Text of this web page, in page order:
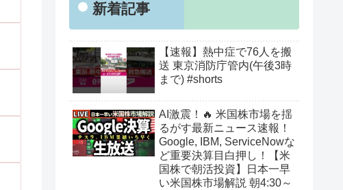
新着記事
【速報】熱中症で76人を搬
送 東京消防庁管内(午後3時
まで) #shorts
AI激震！🔥 米国株市場を揺
るがす最新ニュース速報！
Google, IBM, ServiceNowな
ど重要決算目白押し！【米
国株で朝活投資】日本一早
い米国株市場解説 朝4:30～